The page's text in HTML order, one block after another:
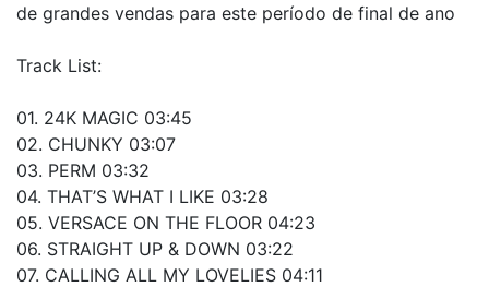
de grandes vendas para este período de final de ano
Track List:
01. 24K MAGIC 03:45
02. CHUNKY 03:07
03. PERM 03:32
04. THAT’S WHAT I LIKE 03:28
05. VERSACE ON THE FLOOR 04:23
06. STRAIGHT UP & DOWN 03:22
07. CALLING ALL MY LOVELIES 04:11